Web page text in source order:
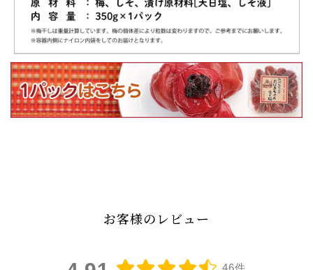
お客様のレビュー
46件